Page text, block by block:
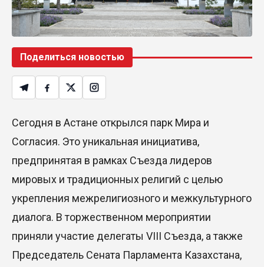
Поделиться новостью
Сегодня в Астане открылся парк Мира и
Согласия. Это уникальная инициатива,
предпринятая в рамках Съезда лидеров
мировых и традиционных религий с целью
укрепления межрелигиозного и межкультурного
диалога. В торжественном мероприятии
приняли участие делегаты VIII Съезда, а также
Председатель Сената Парламента Казахстана,